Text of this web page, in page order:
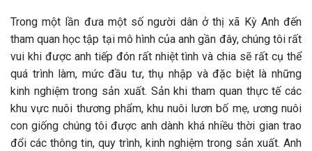
Trong một lần đưa một số người dân ở thị xã Kỳ Anh đến
tham quan học tập tại mô hình của anh gần đây, chúng tôi rất
vui khi được anh tiếp đón rất nhiệt tình và chia sẽ rất cụ thể
quá trình làm, mức đầu tư, thụ nhập và đặc biệt là những
kinh nghiệm trong sản xuất. Sản khi tham quan thực tế các
khu vực nuôi thương phẩm, khu nuôi lươn bố mẹ, ương nuôi
con giống chúng tôi được anh dành khá nhiều thời gian trao
đổi các thông tin, quy trình, kinh nghiệm trong sản xuất. Anh